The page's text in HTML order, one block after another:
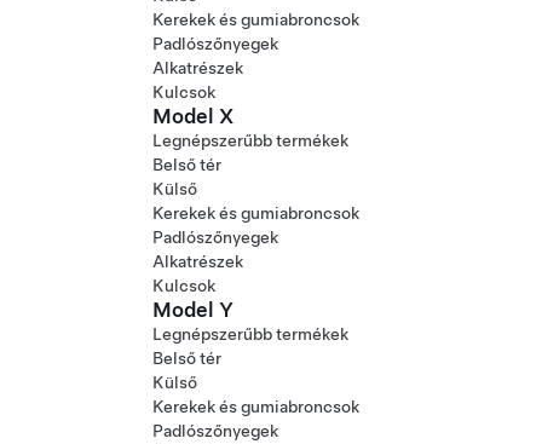
Kerekek és gumiabroncsok
Padlószőnyegek
Alkatrészek
Kulcsok
Model X
Legnépszerűbb termékek
Belső tér
Külső
Kerekek és gumiabroncsok
Padlószőnyegek
Alkatrészek
Kulcsok
Model Y
Legnépszerűbb termékek
Belső tér
Külső
Kerekek és gumiabroncsok
Padlószőnyegek